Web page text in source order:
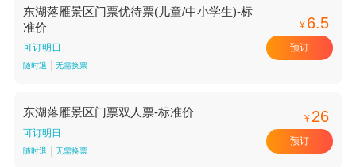
东湖落雁景区门票优待票(儿童/中小学生)-标
准价
可订明日
随时退 无需换票
¥ 6.5
预订
东湖落雁景区门票双人票-标准价
可订明日
随时退 无需换票
¥ 26
预订